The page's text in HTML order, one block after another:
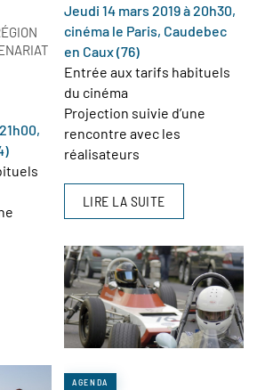
Jeudi 14 mars 2019 à 20h30,
cinéma le Paris, Caudebec
en Caux (76)
Entrée aux tarifs habituels
du cinéma
Projection suivie d’une
rencontre avec les
réalisateurs
LIRE LA SUITE
AGENDA